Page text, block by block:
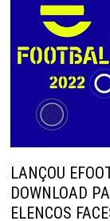
LANÇOU
DOWNLOAD
ELENCOS